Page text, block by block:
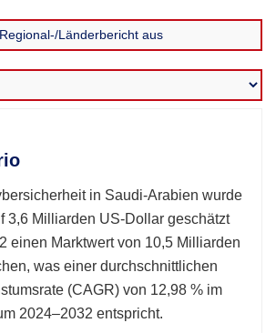
in Saudi-Arabien wurde
3,6 Milliarden US-Dollar geschätzt
einen Marktwert von 10,5 Milliarden
was einer durchschnittlichen
(CAGR) von 12,98 % im
2024–2032 entspricht.